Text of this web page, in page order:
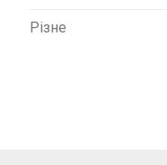
Різне